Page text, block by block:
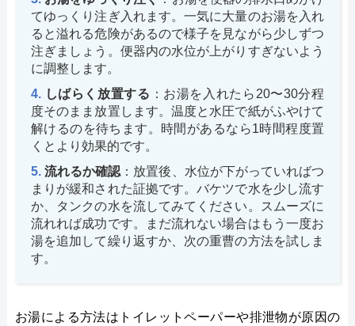
てゆっくり注ぎ入れます。一気に大量のお湯を入れ
ると溢れる危険があるので様子を見ながら少しずつ
注ぎましょう。便器内の水位が上がりすぎないよう
に調整します。
しばらく放置する ：お湯を入れたら20〜30分程
度そのまま放置します。温度と水圧で紙がふやけて
解けるのを待ちます。時間があるなら1時間程度置
くとより効果的です。
流れるか確認：放置後、水位が下がっていればつ
まりが緩和された証拠です。バケツで水を少し流す
か、タンクの水を流してみてください。スムーズに
流れれば成功です。まだ流れない場合はもう一度お
湯を追加して繰り返すか、次の重曹の方法を試しま
す。
お湯による方法はトイレットペーパーや排泄物が原因の